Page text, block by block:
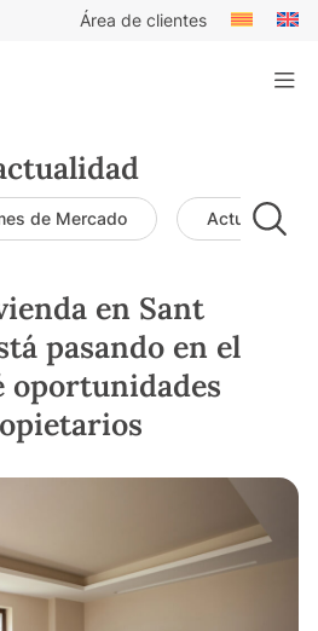
Área de clientes
de Mercado Actualidad
en Sant
pasando en el
oportunidades